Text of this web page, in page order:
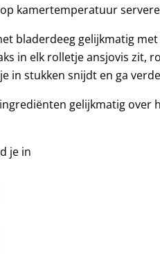
kamertemperatuur
bladerdeeg gelijkmatig met
in elk rolletje ansjovis zit,
in stukken snijdt en ga
gelijkmatig over
je in